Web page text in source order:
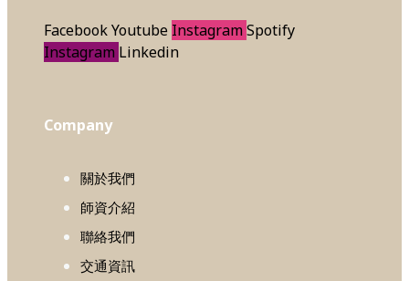
FacebookYoutube InstagramSpotify
Instagram Linkedin
Company
關於我們
師資介紹
聯絡我們
交通資訊